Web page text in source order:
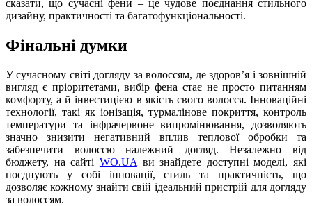
сказати, що сучасні фени – це чудове поєднання стильного
дизайну, практичності та багатофункціональності.
Фінальні думки
У сучасному світі догляду за волоссям, де здоров’я і зовнішній
вигляд є пріоритетами, вибір фена стає не просто питанням
комфорту, а й інвестицією в якість свого волосся. Інноваційні
технології, такі як іонізація, турмалінове покриття, контроль
температури та інфрачервоне випромінювання, дозволяють
значно знизити негативний вплив теплової обробки та
забезпечити волоссю належний догляд. Незалежно від
бюджету, на сайті WO.UA ви знайдете доступні моделі, які
поєднують у собі інновації, стиль та практичність, що
дозволяє кожному знайти свій ідеальний пристрій для догляду
за волоссям.